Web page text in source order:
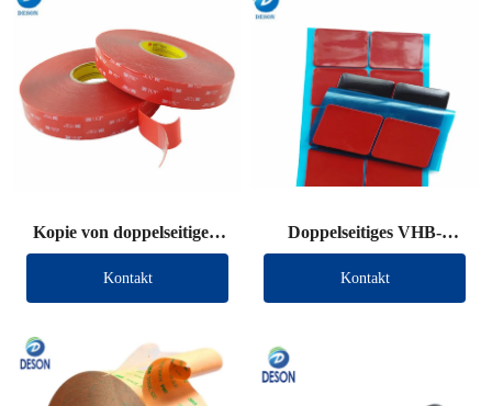
Kopie von doppelseitigem
VHB-Klebeband (andere
Marke)
Kontakt
Doppelseitiges VHB-
Klebeband (andere
Marke)
Kontakt